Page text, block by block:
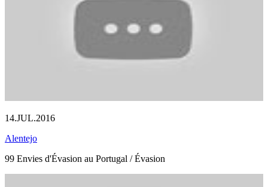
14.JUL.2016
Alentejo
99 Envies d'Évasion au Portugal / Évasion